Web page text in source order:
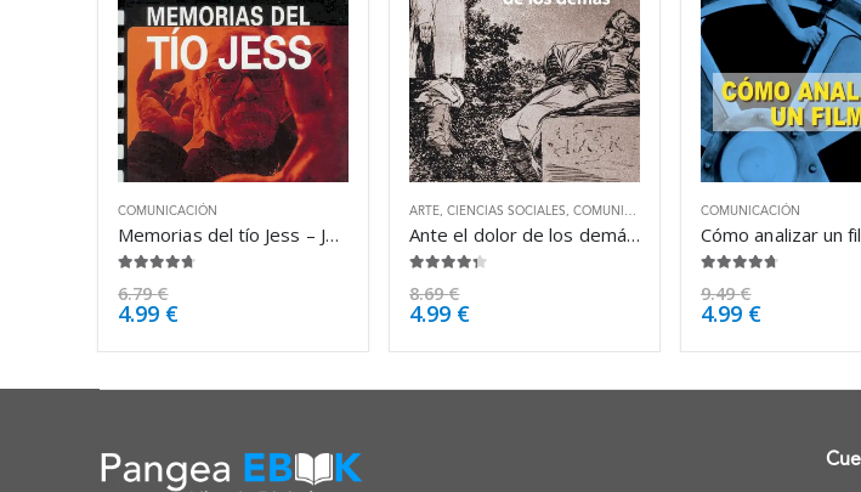
COMUNICACIÓN
Memorias del tío Jess – Jesús Franco
6.79€
4.99 €
ARTE CIENCIAS SOCIALES COMUNICACIÓN PSICOLOGÍA
Ante el dolor de los demás – Susan Sontag
8.69€
4.99 €
COMUNICACIÓN
9.49€
4.99 €